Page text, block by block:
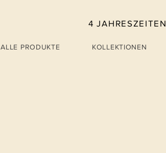
4 JAHRESZEITEN
ALLE PRODUKTE KOLLEKTIONEN